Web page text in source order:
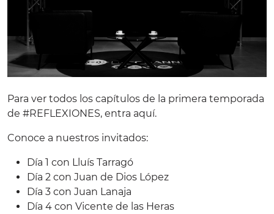
Para ver todos los capítulos de la primera temporada
de #REFLEXIONES, entra aquí.
Conoce a nuestros invitados:
Día 1 con Lluís Tarragó
Día 2 con Juan de Dios López
Día 3 con Juan Lanaja
Día 4 con Vicente de las Heras